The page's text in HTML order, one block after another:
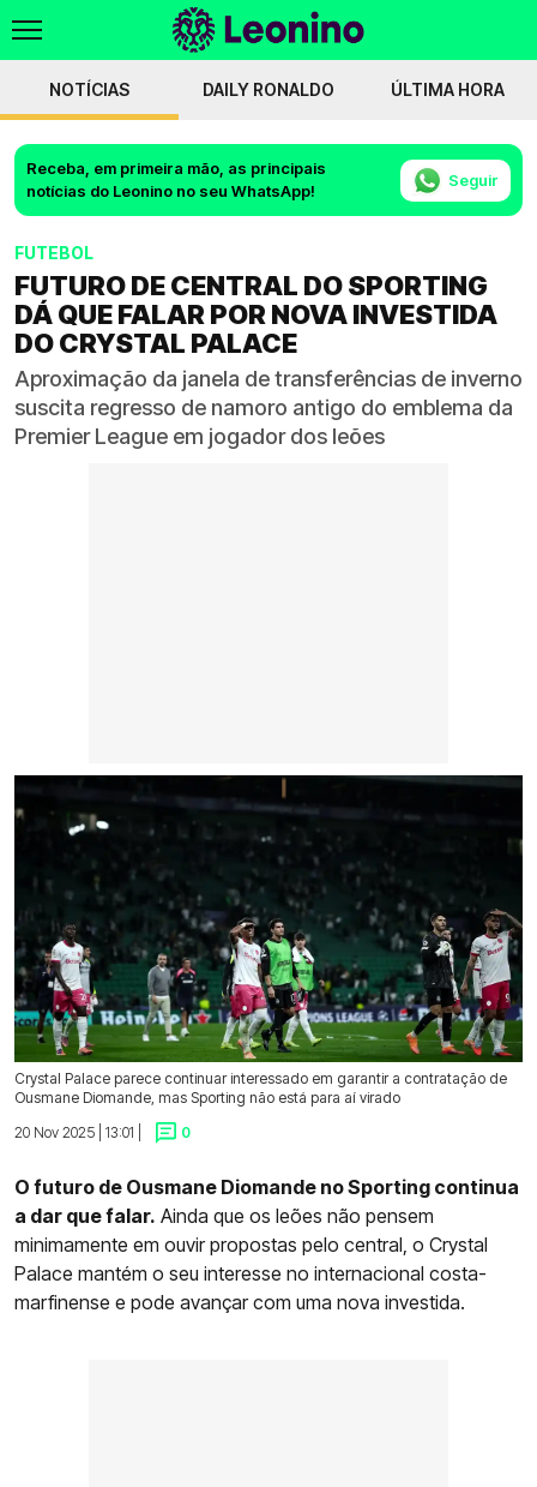
NOTÍCIAS DAILY RONALDO ÚLTIMA HORA
Receba, em primeira mão, as principais
notícias do Leonino no seu WhatsApp!
Seguir
FUTEBOL
FUTURO DE CENTRAL DO SPORTING
DÁ QUE FALAR POR NOVA INVESTIDA
DO CRYSTAL PALACE
Aproximação da janela de transferências de inverno
suscita regresso de namoro antigo do emblema da
Premier League em jogador dos leões
Crystal Palace parece continuar interessado em garantir a contratação de
Ousmane Diomande, mas Sporting não está para aí virado
20 Nov 2025 | 13:01 |
0
O futuro de Ousmane Diomande no Sporting continua
a dar que falar. Ainda que os leões não pensem
minimamente em ouvir propostas pelo central, o Crystal
Palace mantém o seu interesse no internacional costa-
marfinense e pode avançar com uma nova investida.